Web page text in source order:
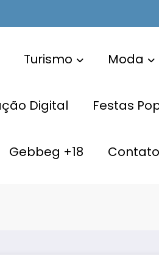
Turismo Moda
Digital Festas
Gebbeg +18 Contato